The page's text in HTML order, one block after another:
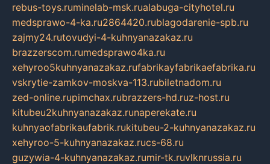
rebus-toys.ruminelab-msk.rualabuga-cityhotel.ru
medsprawo-4-ka.ru2864420.rublagodarenie-spb.ru
zajmy24.rutovudyi-4-kuhnyanazakaz.ru
brazzerscom.rumedsprawo4ka.ru
xehyroo5kuhnyanazakaz.rufabrikayfabrikaefabrika.ru
vskrytie-zamkov-moskva-113.rubiletnadom.ru
zed-online.rupimchax.rubrazzers-hd.ruz-host.ru
kitubeu2kuhnyanazakaz.runaperekate.ru
kuhnyaofabrikaufabrik.rukitubeu-2-kuhnyanazakaz.ru
xehyroo-5-kuhnyanazakaz.rucs-68.ru
guzywia-4-kuhnyanazakaz.rumir-tk.ruvlknrussia.ru